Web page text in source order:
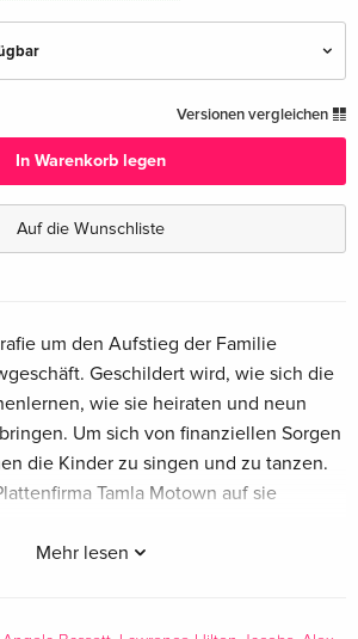
CHF 23.50
Versionen vergleichen
In Warenkorb legen
Auf die Wunschliste
Mehr lesen
um den Aufstieg der Familie
Geschildert wird, wie sich die
wie sie heiraten und neun
Um sich von finanziellen Sorgen
die Kinder zu singen und zu tanzen.
Tamla Motown auf sie